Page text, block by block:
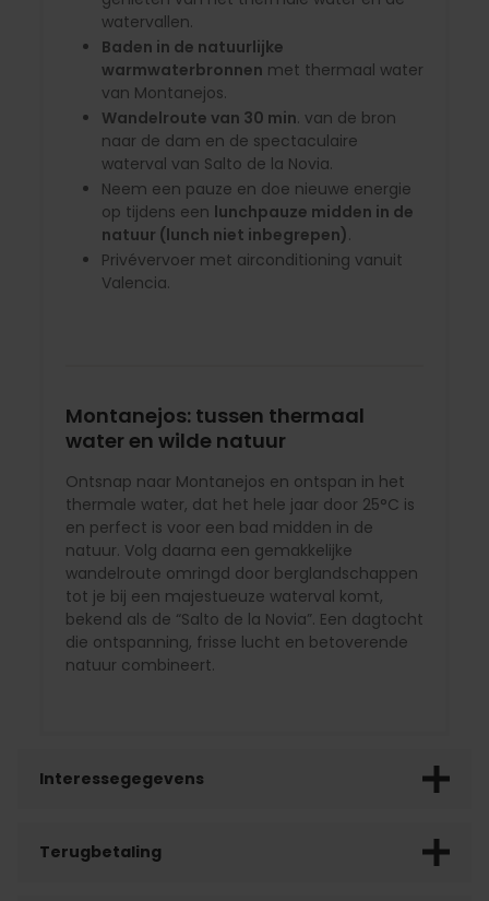
watervallen.
Baden in de natuurlijke
warmwaterbronnen met thermaal water
van Montanejos.
Wandelroute van 30 min. van de bron
naar de dam en de spectaculaire
waterval van Salto de la Novia.
Neem een ​​pauze en doe nieuwe energie
op tijdens een lunchpauze midden in de
natuur (lunch niet inbegrepen).
Privévervoer met airconditioning vanuit
Valencia.
Montanejos: tussen thermaal
water en wilde natuur
Ontsnap naar Montanejos en ontspan in het
thermale water, dat het hele jaar door 25°C is
en perfect is voor een bad midden in de
natuur. Volg daarna een gemakkelijke
wandelroute omringd door berglandschappen
tot je bij een majestueuze waterval komt,
bekend als de “Salto de la Novia”. Een dagtocht
die ontspanning, frisse lucht en betoverende
natuur combineert.
Interessegegevens
Terugbetaling